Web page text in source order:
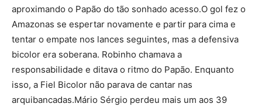
aproximando o Papão do tão sonhado acesso.O gol fez o
Amazonas se espertar novamente e partir para cima e
tentar o empate nos lances seguintes, mas a defensiva
bicolor era soberana. Robinho chamava a
responsabilidade e ditava o ritmo do Papão. Enquanto
isso, a Fiel Bicolor não parava de cantar nas
arquibancadas.Mário Sérgio perdeu mais um aos 39